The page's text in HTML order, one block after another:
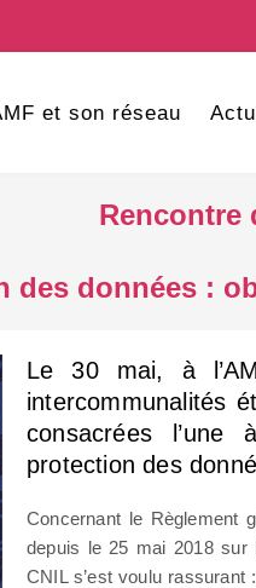
et son réseau
Rencontre
des données :
Le 30 mai, à
intercommunalités
consacrées l’une
protection des
Concernant le Règlement
depuis le 25 mai 2018 sur
CNIL s’est voulu